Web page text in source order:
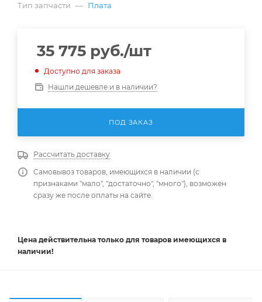
Тип запчасти — Плата
35 775 руб./шт
Доступно для заказа
Нашли дешевле и в наличии?
ПОД ЗАКАЗ
Рассчитать доставку
Самовывоз товаров, имеющихся в наличии (с
признаками "мало", "достаточно", "много"), возможен
сразу же после оплаты на сайте.
Цена действительна только для товаров имеющихся в
наличии!